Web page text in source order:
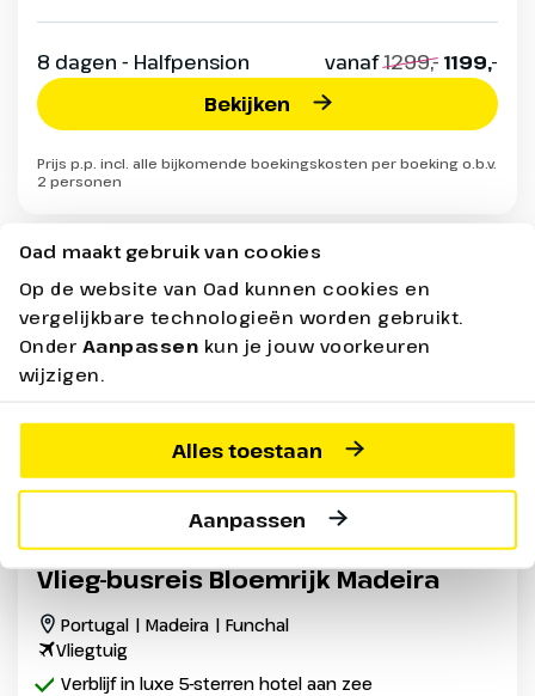
Oad maakt gebruik van cookies
Op de website van Oad kunnen cookies en
vergelijkbare technologieën worden gebruikt.
Onder Aanpassen kun je jouw voorkeuren
wijzigen.
Alles toestaan
Aanpassen
8 dagen - Halfpension vanaf1299,- 1199,-
Bekijken
Prijs p.p. incl. alle bijkomende boekingskosten per boeking o.b.v.
2 personen
Vertrekgarantie
Vlieg-busreis Bloemrijk Madeira
Portugal | Madeira | Funchal
Vliegtuig
Verblijf in luxe 5-sterren hotel aan zee